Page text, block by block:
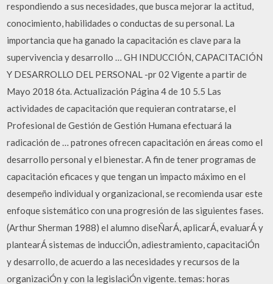
respondiendo a sus necesidades, que busca mejorar la actitud,
conocimiento, habilidades o conductas de su personal. La
importancia que ha ganado la capacitación es clave para la
supervivencia y desarrollo … GH INDUCCIÓN, CAPACITACIÓN
Y DESARROLLO DEL PERSONAL -pr 02 Vigente a partir de
Mayo 2018 6ta. Actualización Página 4 de 10 5.5 Las
actividades de capacitación que requieran contratarse, el
Profesional de Gestión de Gestión Humana efectuará la
radicación de … patrones ofrecen capacitación en áreas como el
desarrollo personal y el bienestar. A fin de tener programas de
capacitación eficaces y que tengan un impacto máximo en el
desempeño individual y organizacional, se recomienda usar este
enfoque sistemático con una progresión de las siguientes fases.
(Arthur Sherman 1988) el alumno diseÑarÁ, aplicarÁ, evaluarÁ y
plantearÁ sistemas de inducciÓn, adiestramiento, capacitaciÓn
y desarrollo, de acuerdo a las necesidades y recursos de la
organizaciÓn y con la legislaciÓn vigente. temas: horas